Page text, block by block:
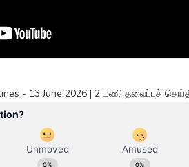
- 13 June 2026 | 2 மணி தலைப்புச்